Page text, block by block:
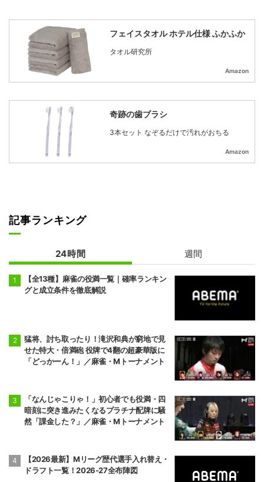
フェイスタオル ホテル仕様 ふかふか
タオル研究所
Amazon
奇跡の歯ブラシ
3本セット なぞるだけで汚れがおちる
Amazon
記事ランキング
24時間 週間
【全13種】麻雀の役満一覧｜確率ランキン
グと成立条件を徹底解説
猛将、討ち取ったり！滝沢和典が窮地で見
せた特大・倍満砲 役牌で4翻の超豪華版に
「どっかーん！」／麻雀・Mトーナメント
「なんじゃこりゃ！」初心者でも役満・四
暗刻に突き進みたくなるプラチナ配牌に騒
然「課金した？」／麻雀・Mトーナメント
【2026最新】Mリーグ歴代選手入れ替え・
ドラフト一覧！2026-27全布陣図